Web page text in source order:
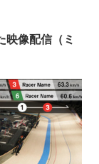
像配信（ミ